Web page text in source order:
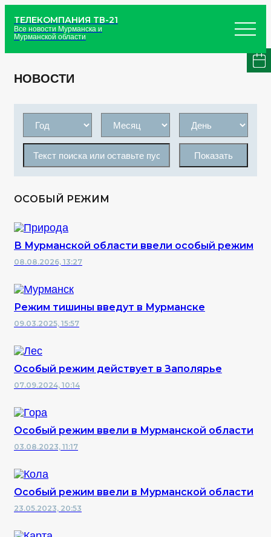
ТЕЛЕКОМПАНИЯ ТВ-21
Все новости Мурманска и
Мурманской области
НОВОСТИ
Показать
ОСОБЫЙ РЕЖИМ
В Мурманской области ввели особый режим
08.08.2026, 13:27
Режим тишины введут в Мурманске
09.03.2025, 15:57
Особый режим действует в Заполярье
07.09.2024, 10:14
Особый режим ввели в Мурманской области
03.08.2023, 11:17
Особый режим ввели в Мурманской области
23.05.2023, 20:53